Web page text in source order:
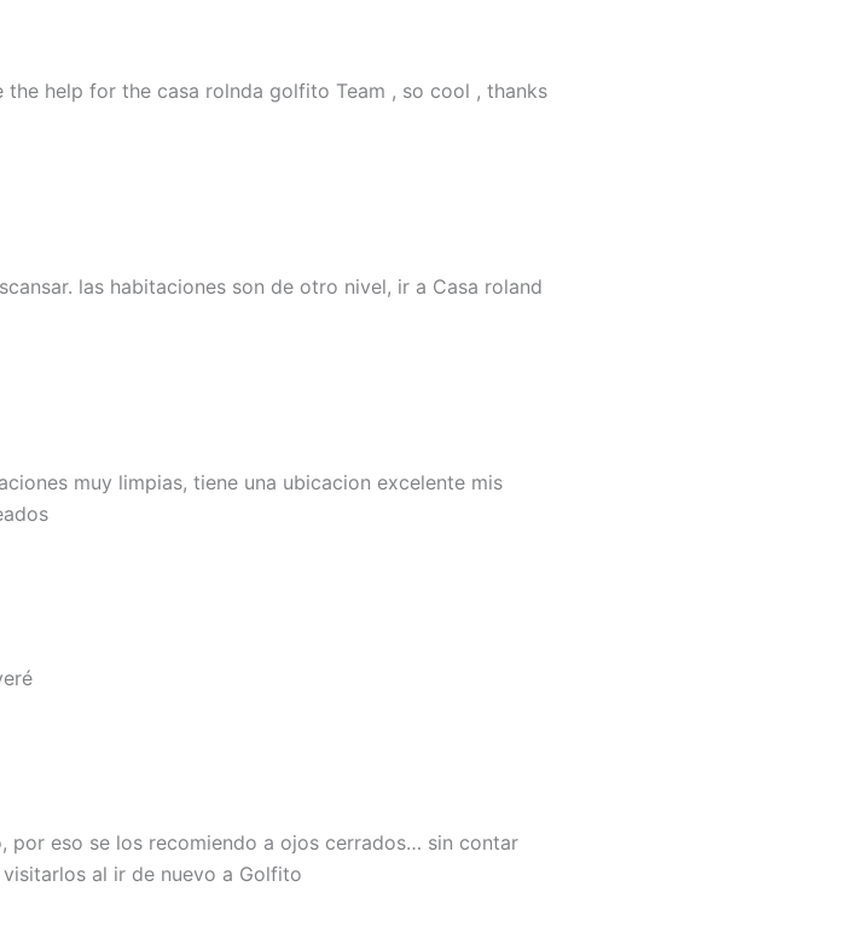
help for the casa rolnda golfito Team , so cool , thanks
las habitaciones son de otro nivel, ir a Casa roland
muy limpias, tiene una ubicacion excelente mis
por eso se los recomiendo a ojos cerrados… sin contar
al ir de nuevo a Golfito